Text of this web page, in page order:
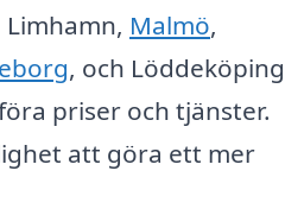
Limhamn, Malmö,
, och Löddeköping
priser och tjänster.
att göra ett mer